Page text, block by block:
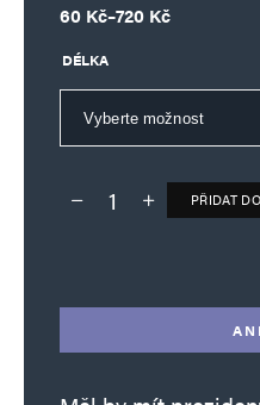
60 Kč–720 Kč
Rozpětí cen: 60 Kč až
DÉLKA
Deník TO – verze bezPŘIDAT